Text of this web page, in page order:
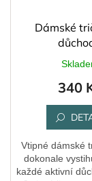
Dámské
340
Vtipné dámské
dokonale
každé aktivní